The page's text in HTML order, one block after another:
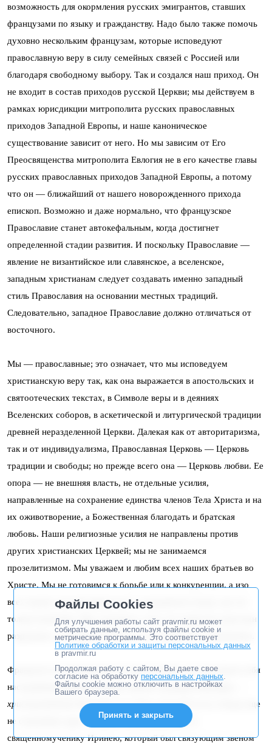
возможность для окормления русских эмигрантов, ставших
французами по языку и гражданству. Надо было также помочь
духовно нескольким французам, которые исповедуют
православную веру в силу семейных связей с Россией или
благодаря свободному выбору. Так и создался наш приход. Он
не входит в состав приходов русской Церкви; мы действуем в
рамках юрисдикции митрополита русских православных
приходов Западной Европы, и наше каноническое
существование зависит от него. Но мы зависим от Его
Преосвященства митрополита Евлогия не в его качестве главы
русских православных приходов Западной Европы, а потому
что он — ближайший от нашего новорожденного прихода
епископ. Возможно и даже нормально, что французское
Православие станет автокефальным, когда достигнет
определенной стадии развития. И поскольку Православие —
явление не византийское или славянское, а вселенское,
западным христианам следует создавать именно западный
стиль Православия на основании местных традиций.
Следовательно, западное Православие должно отличаться от
восточного.
Мы — православные; это означает, что мы исповедуем
христианскую веру так, как она выражается в апостольских и
святоотеческих текстах, в Символе веры и в деяниях
Вселенских соборов, в аскетической и литургической традиции
древней неразделенной Церкви. Далекая как от авторитаризма,
так и от индивидуализма, Православная Церковь — Церковь
традиции и свободы; но прежде всего она — Церковь любви. Ее
опора — не внешняя власть, не отдельные усилия,
направленные на сохранение единства членов Тела Христа и на
их оживотворение, а Божественная благодать и братская
любовь. Наши религиозные усилия не направлены против
других христианских Церквей; мы не занимаемся
прозелитизмом. Мы уважаем и любим всех наших братьев во
Христе. Мы не готовимся к борьбе или к конкуренции, а изо
всех наших сил призываем всех сотрудничать везде, где это
только возможно. Мы сожалеем о том, что единство христиан
разрушено, и усердно молимся о его скором восстановлении.
Французы по национальности или по языку, мы чувствуем себя
наследниками древней православной традиции Франции, —
христианнейшей
Франции тех веков, когда Восток и Запад еще
не отделились друг от друга. Мы обращаемся к
священномученику Иринею, который был связующим звеном
Файлы Cookies
Для улучшения работы сайт pravmir.ru может
собирать данные, используя файлы cookie и
метрические программы. Это соответствует
Политике обработки и защиты персональных данных
в pravmir.ru
Продолжая работу с сайтом, Вы даете свое
согласие на обработку персональных данных.
Файлы cookie можно отключить в настройках
Вашего браузера.
Принять и закрыть